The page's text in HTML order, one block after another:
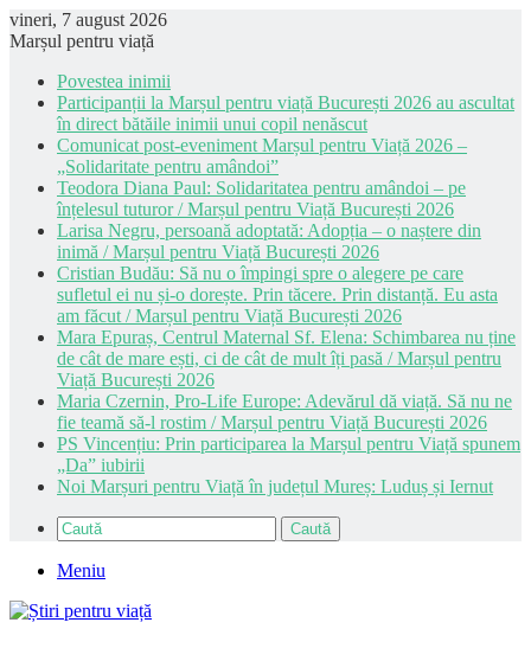
vineri, 7 august 2026
Marșul pentru viață
Povestea inimii
Participanții la Marșul pentru viață București 2026 au ascultat
în direct bătăile inimii unui copil nenăscut
Comunicat post-eveniment Marșul pentru Viață 2026 –
„Solidaritate pentru amândoi”
Teodora Diana Paul: Solidaritatea pentru amândoi – pe
înțelesul tuturor / Marșul pentru Viață București 2026
Larisa Negru, persoană adoptată: Adopția – o naștere din
inimă / Marșul pentru Viață București 2026
Cristian Budău: Să nu o împingi spre o alegere pe care
sufletul ei nu și-o dorește. Prin tăcere. Prin distanță. Eu asta
am făcut / Marșul pentru Viață București 2026
Mara Epuraș, Centrul Maternal Sf. Elena: Schimbarea nu ține
de cât de mare ești, ci de cât de mult îți pasă / Marșul pentru
Viață București 2026
Maria Czernin, Pro-Life Europe: Adevărul dă viață. Să nu ne
fie teamă să-l rostim / Marșul pentru Viață București 2026
PS Vincențiu: Prin participarea la Marșul pentru Viață spunem
„Da” iubirii
Noi Marșuri pentru Viață în județul Mureș: Luduș și Iernut
Caută
Meniu